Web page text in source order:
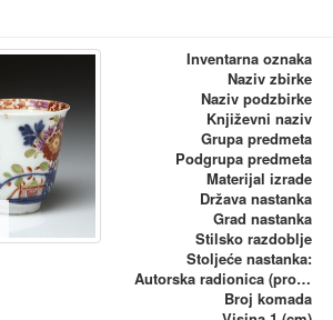
Inventarna oznaka
Naziv zbirke
Naziv podzbirke
Književni naziv
Grupa predmeta
Podgrupa predmeta
Materijal izrade
Država nastanka
Grad nastanka
Stilsko razdoblje
Stoljeće nastanka:
Autorska radionica (proizvođač)
Broj komada